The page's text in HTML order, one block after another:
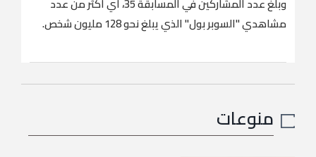
مشاهدي "السوبر بول" الذي يبلغ نحو 128 مليون شخص.
منوعات